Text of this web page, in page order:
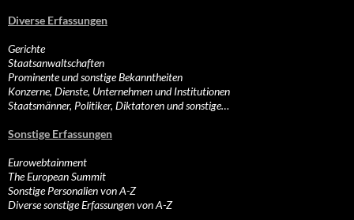
Diverse Erfassungen
Gerichte
Staatsanwaltschaften
Prominente und sonstige Bekanntheiten
Konzerne, Dienste, Unternehmen und Institutionen
Staatsmänner, Politiker, Diktatoren und sonstige…
Sonstige Erfassungen
Eurowebtainment
The European Summit
Sonstige Personalien von A-Z
Diverse sonstige Erfassungen von A-Z